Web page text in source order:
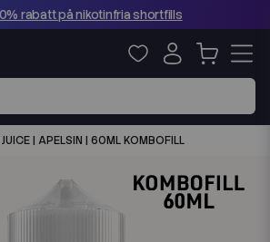
rabatt på nikotinfria shortfills
| APELSIN | 60ML KOMBOFILL